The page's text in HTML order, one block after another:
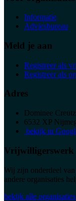
Informatie
Adviesbureau
Meld je aan
Registreer als
Registreer als
Adres
Dominee
6532 XP
bekijk in
Vrijwilligerswerk
Wij zijn onderdeel
andere organisaties
bekijk alle